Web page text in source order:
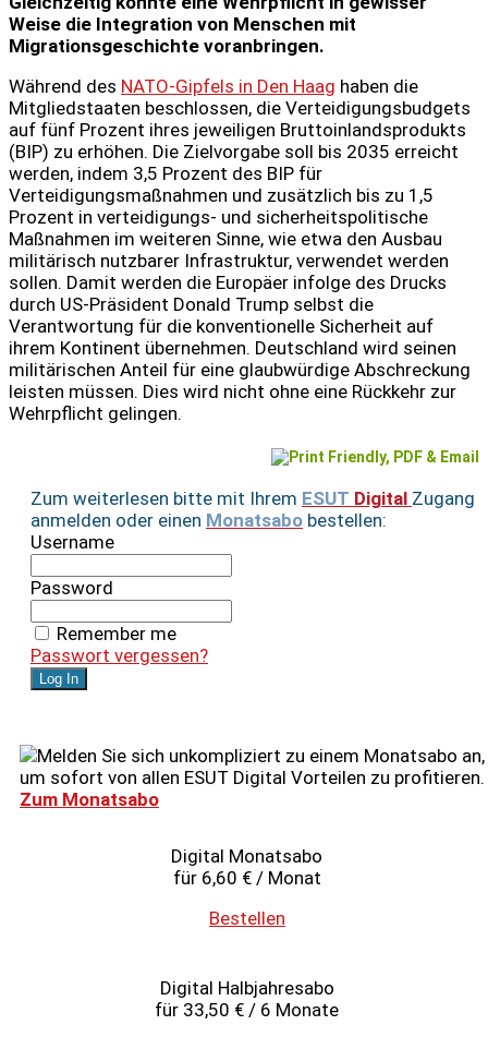
Weise die Integration von Menschen mit
Migrationsgeschichte voranbringen.
Während des NATO-Gipfels in Den Haag haben die
Mitgliedstaaten beschlossen, die Verteidigungsbudgets
auf fünf Prozent ihres jeweiligen Bruttoinlandsprodukts
(BIP) zu erhöhen. Die Zielvorgabe soll bis 2035 erreicht
werden, indem 3,5 Prozent des BIP für
Verteidigungsmaßnahmen und zusätzlich bis zu 1,5
Prozent in verteidigungs- und sicherheitspolitische
Maßnahmen im weiteren Sinne, wie etwa den Ausbau
militärisch nutzbarer Infrastruktur, verwendet werden
sollen. Damit werden die Europäer infolge des Drucks
durch US-Präsident Donald Trump selbst die
Verantwortung für die konventionelle Sicherheit auf
ihrem Kontinent übernehmen. Deutschland wird seinen
militärischen Anteil für eine glaubwürdige Abschreckung
leisten müssen. Dies wird nicht ohne eine Rückkehr zur
Wehrpflicht gelingen.
Zum weiterlesen bitte mit Ihrem ESUT Digital Zugang
anmelden oder einen Monatsabo bestellen:
Username
Password
Remember me
Passwort vergessen?
Melden Sie sich unkompliziert zu einem Monatsabo an,
um sofort von allen ESUT Digital Vorteilen zu profitieren.
Zum Monatsabo
Digital Monatsabo
für 6,60 € / Monat
Bestellen
Digital Halbjahresabo
für 33,50 € / 6 Monate